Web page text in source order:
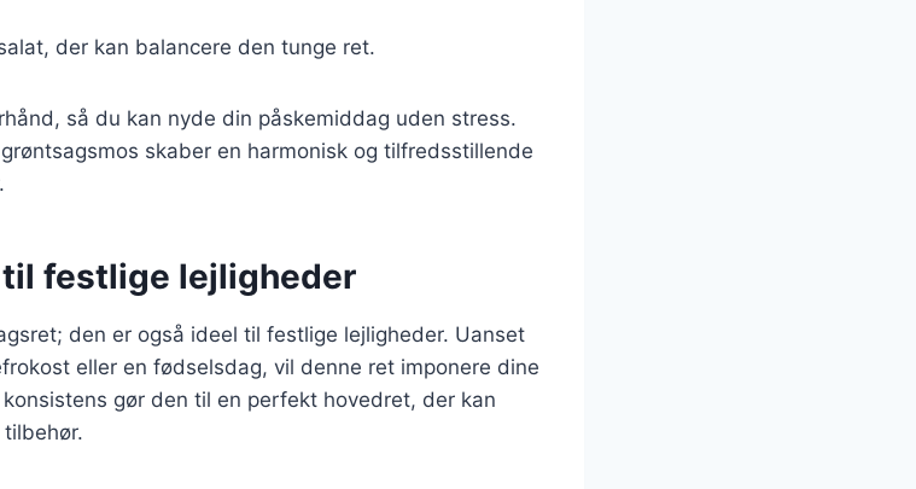
der kan balancere den tunge ret.
så du kan nyde din påskemiddag uden stress.
skaber en harmonisk og tilfredsstillende
til festlige lejligheder
den er også ideel til festlige lejligheder. Uanset
eller en fødselsdag, vil denne ret imponere dine
gør den til en perfekt hovedret, der kan